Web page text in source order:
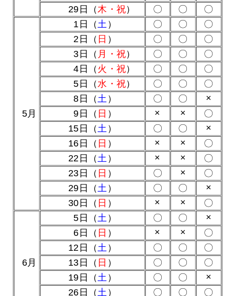
29日（木・祝） 〇 〇 〇
5月
1日（土 ） 〇 〇
〇
02日（ 日 ） 〇 〇
〇
03日（ 月・祝） 〇 〇
〇
04日（ 火・祝） 〇 〇
〇
05日（水・祝） 〇 〇
〇
08日（土 ） 〇 〇
×
09日（ 日 ） × ×
〇
15日（土 ） 〇 〇
×
16日（ 日 ） × ×
〇
22日（土 ） × ×
〇
23日（ 日 ） 〇 ×
〇
29日（土 ） 〇 〇
×
30日（ 日 ） × × 〇
6月
05日（土 ） 〇 〇
×
6日（ 日 ） × ×
〇
12日（土 ） 〇 〇
〇
13日（ 日 ） 〇 〇
〇
19日（土 ） 〇 〇
×
26日（土 ） 〇 〇 〇